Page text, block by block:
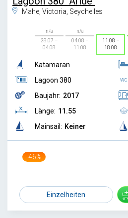
Mahe, Victoria, Seychelles
n/a
28.07 –
04.08
n/a
04.08 –
11.08
11.08 –
18.08
Katamaran
Lagoon 380
Baujahr: 2017
Länge: 11.55
Mainsail: Keiner
-46%
Einzelheiten